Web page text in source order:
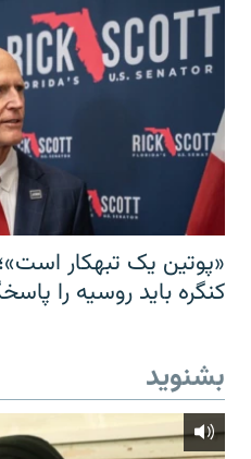
«پوتین یک تبهکار
کنگره باید روسیه را
بشنوید